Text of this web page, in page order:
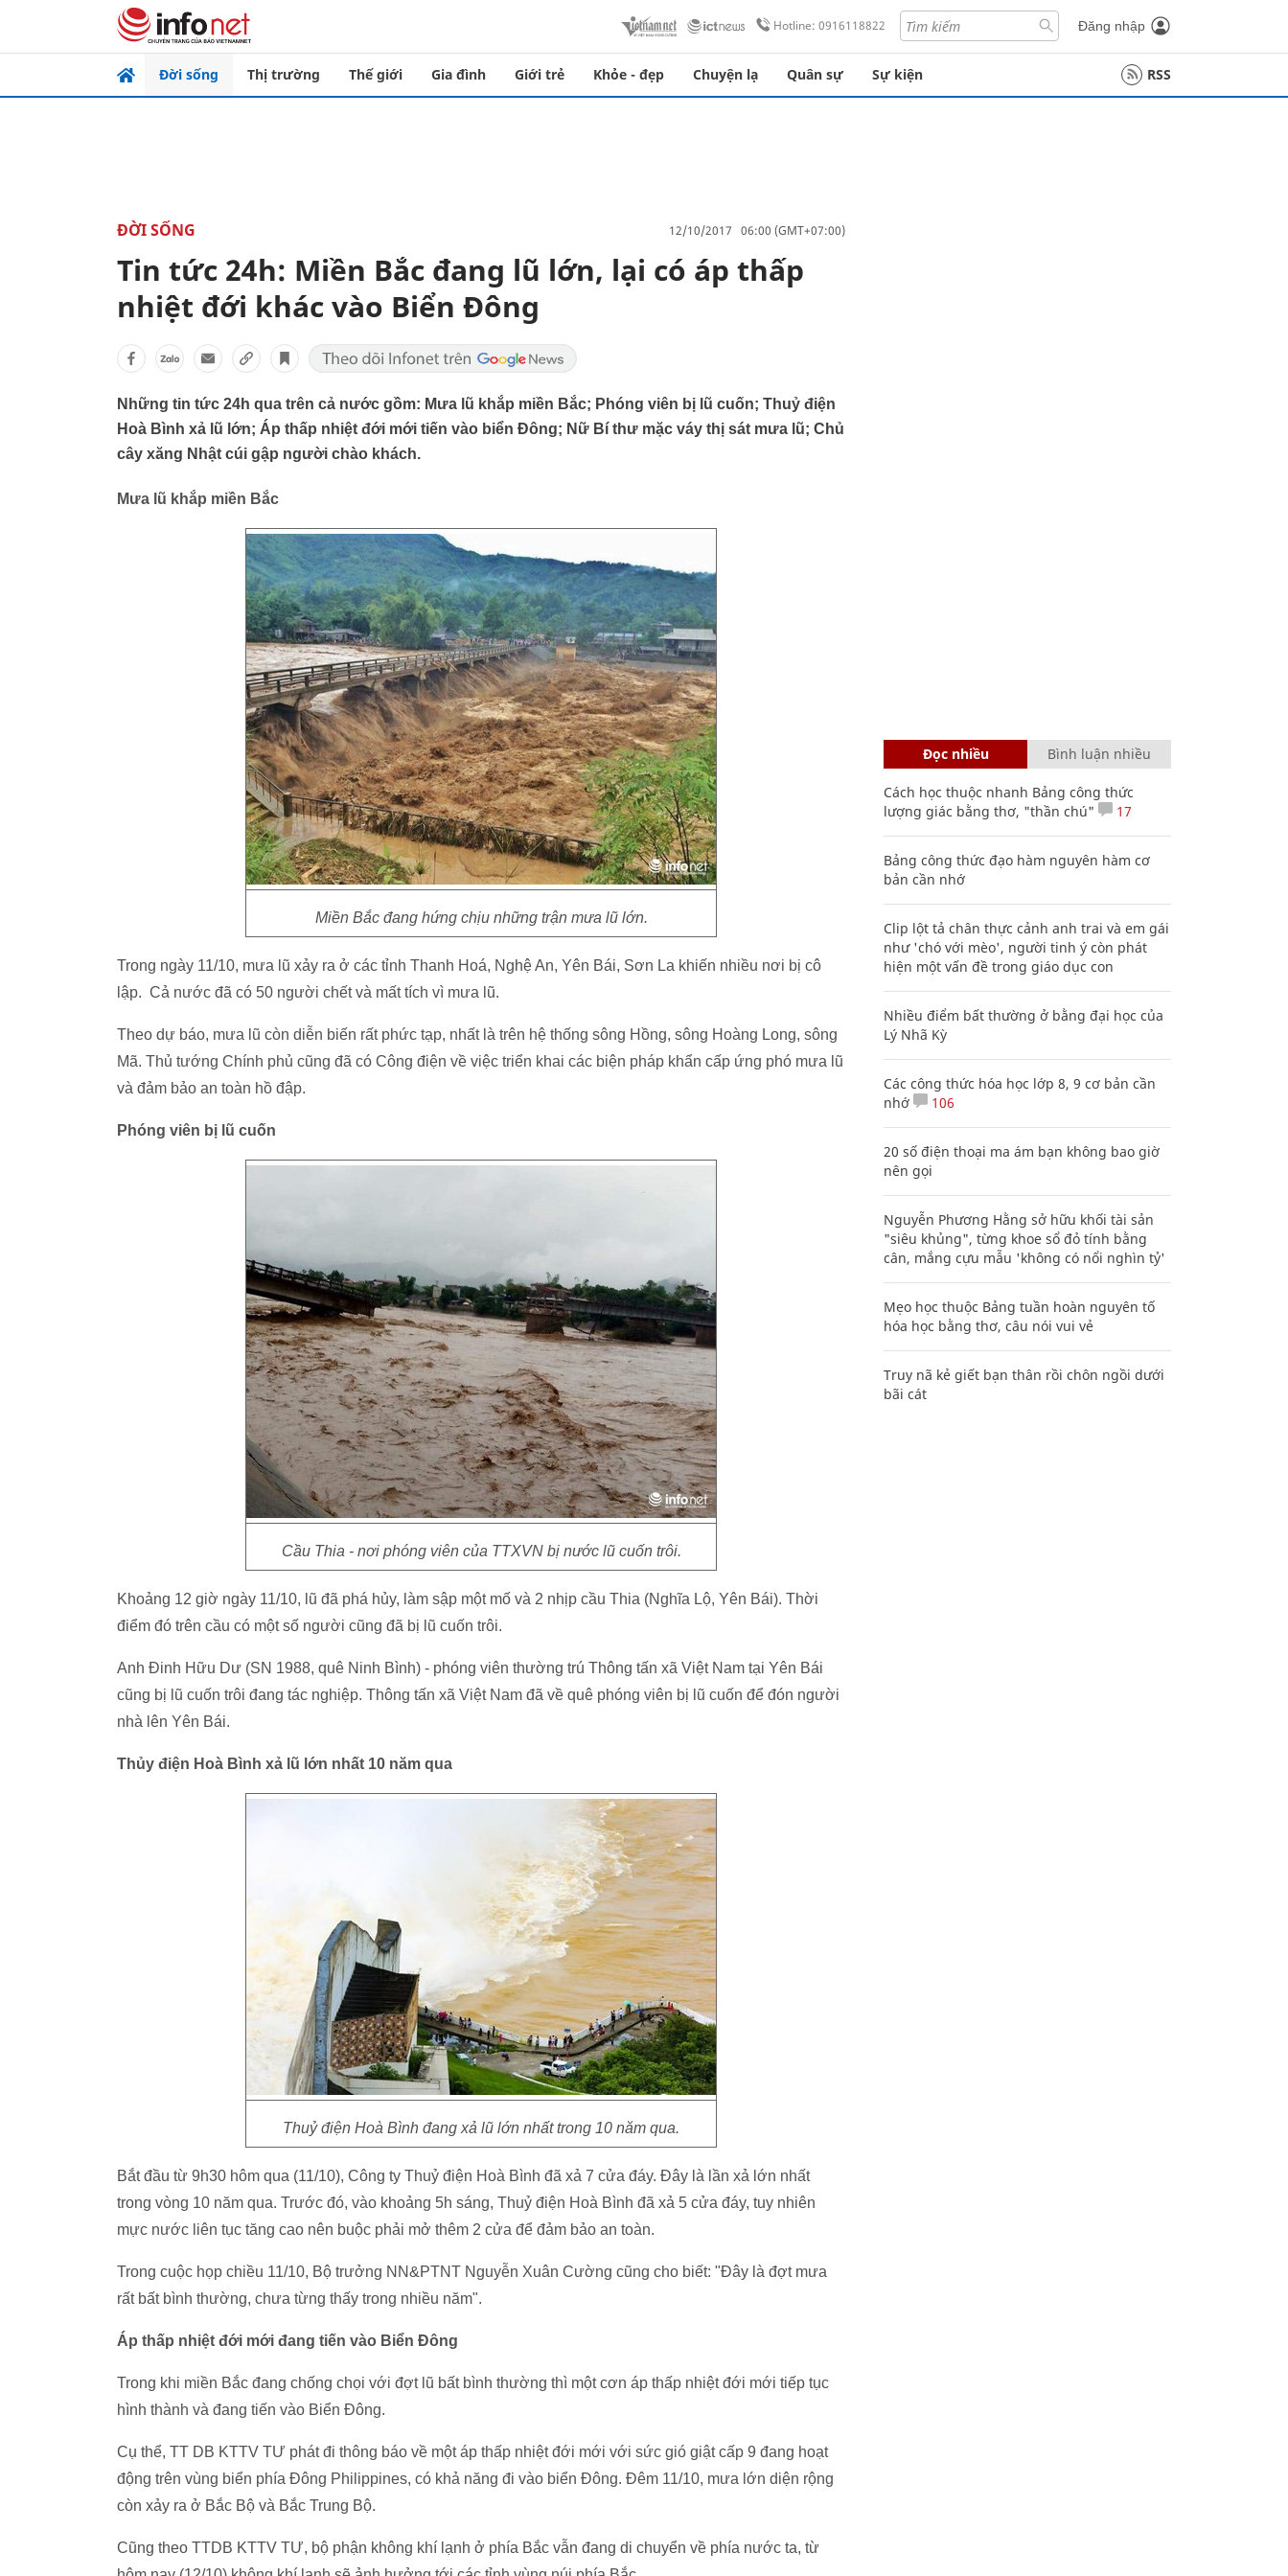
Hotline: 0916118822 Đăng nhập
Đời sống Thị trường Thế giới Gia đình Giới trẻ Khỏe - đẹp Chuyện lạ Quân sự Sự kiện RSS
ĐỜI SỐNG 12/10/2017 06:00 (GMT+07:00)
Tin tức 24h: Miền Bắc đang lũ lớn, lại có áp thấp
nhiệt đới khác vào Biển Đông
Những tin tức 24h qua trên cả nước gồm: Mưa lũ khắp miền Bắc; Phóng viên bị lũ cuốn; Thuỷ điện
Hoà Bình xả lũ lớn; Áp thấp nhiệt đới mới tiến vào biển Đông; Nữ Bí thư mặc váy thị sát mưa lũ; Chủ
cây xăng Nhật cúi gập người chào khách.
Mưa lũ khắp miền Bắc
Miền Bắc đang hứng chịu những trận mưa lũ lớn.
Trong ngày 11/10, mưa lũ xảy ra ở các tỉnh Thanh Hoá, Nghệ An, Yên Bái, Sơn La khiến nhiều nơi bị cô
lập. Cả nước đã có 50 người chết và mất tích vì mưa lũ.
Theo dự báo, mưa lũ còn diễn biến rất phức tạp, nhất là trên hệ thống sông Hồng, sông Hoàng Long, sông
Mã. Thủ tướng Chính phủ cũng đã có Công điện về việc triển khai các biện pháp khẩn cấp ứng phó mưa lũ
và đảm bảo an toàn hồ đập.
Phóng viên bị lũ cuốn
Cầu Thia - nơi phóng viên của TTXVN bị nước lũ cuốn trôi.
Khoảng 12 giờ ngày 11/10, lũ đã phá hủy, làm sập một mố và 2 nhịp cầu Thia (Nghĩa Lộ, Yên Bái). Thời
điểm đó trên cầu có một số người cũng đã bị lũ cuốn trôi.
Anh Đinh Hữu Dư (SN 1988, quê Ninh Bình) - phóng viên thường trú Thông tấn xã Việt Nam tại Yên Bái
cũng bị lũ cuốn trôi đang tác nghiệp. Thông tấn xã Việt Nam đã về quê phóng viên bị lũ cuốn để đón người
nhà lên Yên Bái.
Thủy điện Hoà Bình xả lũ lớn nhất 10 năm qua
Thuỷ điện Hoà Bình đang xả lũ lớn nhất trong 10 năm qua.
Bắt đầu từ 9h30 hôm qua (11/10), Công ty Thuỷ điện Hoà Bình đã xả 7 cửa đáy. Đây là lần xả lớn nhất
trong vòng 10 năm qua. Trước đó, vào khoảng 5h sáng, Thuỷ điện Hoà Bình đã xả 5 cửa đáy, tuy nhiên
mực nước liên tục tăng cao nên buộc phải mở thêm 2 cửa để đảm bảo an toàn.
Trong cuộc họp chiều 11/10, Bộ trưởng NN&PTNT Nguyễn Xuân Cường cũng cho biết: "Đây là đợt mưa
rất bất bình thường, chưa từng thấy trong nhiều năm".
Áp thấp nhiệt đới mới đang tiến vào Biển Đông
Trong khi miền Bắc đang chống chọi với đợt lũ bất bình thường thì một cơn áp thấp nhiệt đới mới tiếp tục
hình thành và đang tiến vào Biển Đông.
Cụ thể, TT DB KTTV TƯ phát đi thông báo về một áp thấp nhiệt đới mới với sức gió giật cấp 9 đang hoạt
động trên vùng biển phía Đông Philippines, có khả năng đi vào biển Đông. Đêm 11/10, mưa lớn diện rộng
còn xảy ra ở Bắc Bộ và Bắc Trung Bộ.
Cũng theo TTDB KTTV TƯ, bộ phận không khí lạnh ở phía Bắc vẫn đang di chuyển về phía nước ta, từ
Đọc nhiều Bình luận nhiều
Cách học thuộc nhanh Bảng công thức
lượng giác bằng thơ, "thần chú"
17
Bảng công thức đạo hàm nguyên hàm cơ
bản cần nhớ
Clip lột tả chân thực cảnh anh trai và em gái
như 'chó với mèo', người tinh ý còn phát
hiện một vấn đề trong giáo dục con
Nhiều điểm bất thường ở bằng đại học của
Lý Nhã Kỳ
Các công thức hóa học lớp 8, 9 cơ bản cần
nhớ
106
20 số điện thoại ma ám bạn không bao giờ
nên gọi
Nguyễn Phương Hằng sở hữu khối tài sản
"siêu khủng", từng khoe sổ đỏ tính bằng
cân, mắng cựu mẫu 'không có nổi nghìn tỷ'
Mẹo học thuộc Bảng tuần hoàn nguyên tố
hóa học bằng thơ, câu nói vui vẻ
Truy nã kẻ giết bạn thân rồi chôn ngồi dưới
bãi cát